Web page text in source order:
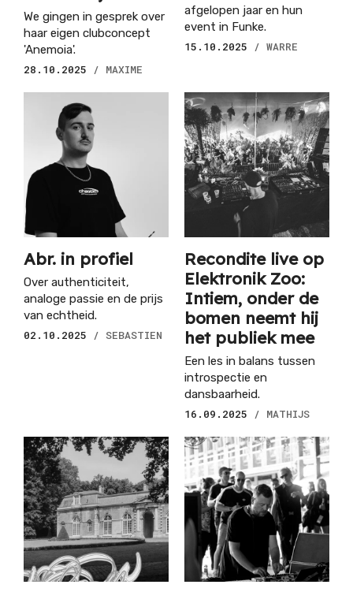
We gingen in gesprek over
haar eigen clubconcept
'Anemoia'.
28.10.2025
/ MAXIME
afgelopen jaar en hun
event in Funke.
15.10.2025
/ WARRE
Abr. in profiel
Over authenticiteit,
analoge passie en de prijs
van echtheid.
02.10.2025
/ SEBASTIEN
Recondite live op
Elektronik Zoo:
Intiem, onder de
bomen neemt hij
het publiek mee
Een les in balans tussen
introspectie en
dansbaarheid.
16.09.2025
/ MATHIJS